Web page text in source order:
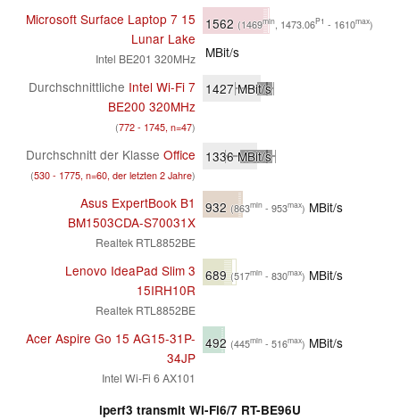
Microsoft Surface Laptop 7 15
Lunar Lake
Intel BE201 320MHz
1562 (1469min, 1473.06P1 - 1610max)
MBit/s
Durchschnittliche Intel Wi-Fi 7
BE200 320MHz
(772 - 1745, n=47)
1427MBit/s
Durchschnitt der Klasse Office
(530 - 1775, n=60, der letzten 2 Jahre)
1336MBit/s
Asus ExpertBook B1
BM1503CDA-S70031X
Realtek RTL8852BE
932 (863min - 953max) MBit/s
Lenovo IdeaPad Slim 3
15IRH10R
Realtek RTL8852BE
689 (517min - 830max) MBit/s
Acer Aspire Go 15 AG15-31P-
34JP
Intel Wi-Fi 6 AX101
492 (445min - 516max) MBit/s
iperf3 transmit Wi-Fi6/7 RT-BE96U